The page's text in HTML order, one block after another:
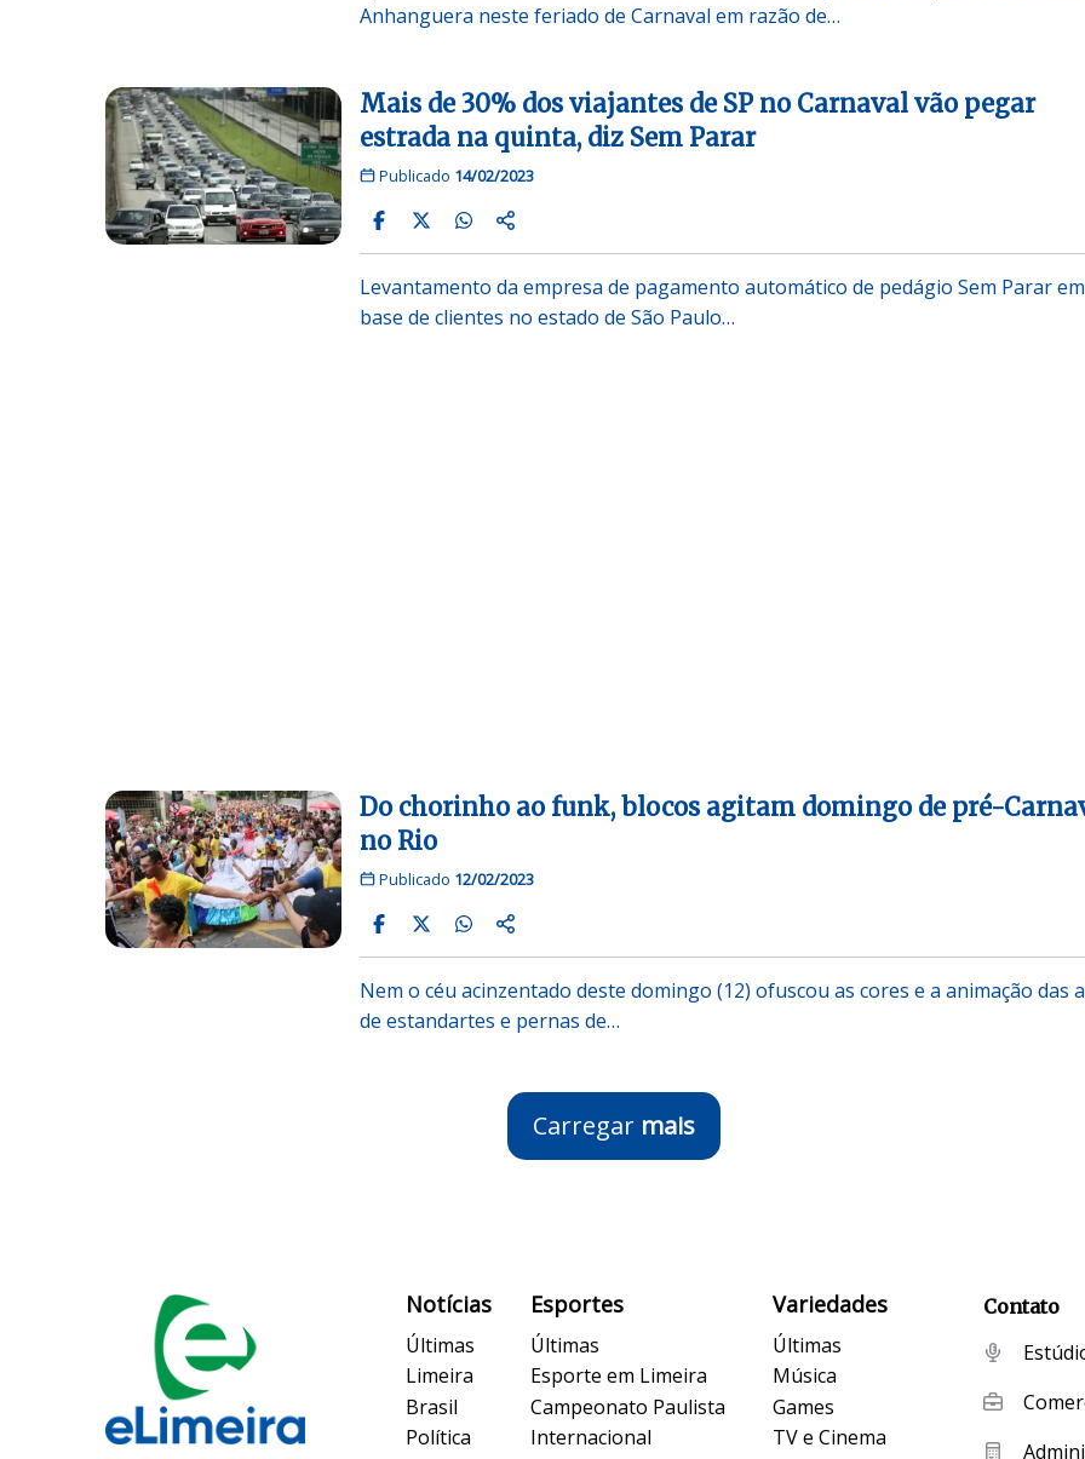
Anhanguera neste feriado de Carnaval em razão de…
Mais de 30% dos viajantes de SP no Carnaval vão pegar
estrada na quinta, diz Sem Parar
Publicado 14/02/2023
Levantamento da empresa de pagamento automático de pedágio Sem Parar
base de clientes no estado de São Paulo…
Do chorinho ao funk, blocos agitam domingo de pré-
no Rio
Publicado 12/02/2023
Nem o céu acinzentado deste domingo (12) ofuscou as cores e a animação das
de estandartes e pernas de…
Carregar mais
Notícias
Últimas
Limeira
Brasil
Política
Esportes
Últimas
Esporte em Limeira
Campeonato Paulista
Internacional
Variedades
Últimas
Música
Games
TV e Cinema
Contato